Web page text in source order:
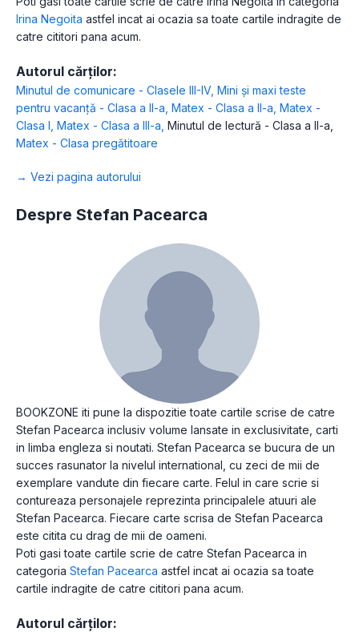
Irina Negoita astfel incat ai ocazia sa toate cartile indragite de
catre cititori pana acum.
Autorul cărților:
Minutul de comunicare - Clasele III-IV, Mini și maxi teste
pentru vacanță - Clasa a II-a Matex - Clasa a II-a Matex -
Clasa I Matex - Clasa a III-a Minutul de lectură - Clasa a II-a
Matex - Clasa pregătitoare
→ Vezi pagina autorului
Despre Stefan Pacearca
BOOKZONE iti pune la dispozitie toate cartile scrise de catre
Stefan Pacearca inclusiv volume lansate in exclusivitate, carti
in limba engleza si noutati. Stefan Pacearca se bucura de un
succes rasunator la nivelul international, cu zeci de mii de
exemplare vandute din fiecare carte. Felul in care scrie si
contureaza personajele reprezinta principalele atuuri ale
Stefan Pacearca. Fiecare carte scrisa de Stefan Pacearca
este citita cu drag de mii de oameni.
Poti gasi toate cartile scrie de catre Stefan Pacearca in
categoria Stefan Pacearca astfel incat ai ocazia sa toate
cartile indragite de catre cititori pana acum.
Autorul cărților: